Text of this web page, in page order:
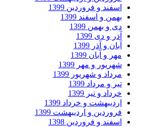
و فروردین 1399
و اسفند 1399
و بهمن 1399
و دی 1399
و آذر 1399
و آبان 1399
و مهر 1399
و شهریور 1399
و مرداد 1399
و تیر 1399
و خرداد 1399
و اردیبهشت 1399
و فروردین 1398